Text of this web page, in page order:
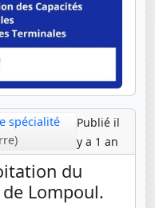
spécialité
Publié il
y a 1 an
du
Lompoul.